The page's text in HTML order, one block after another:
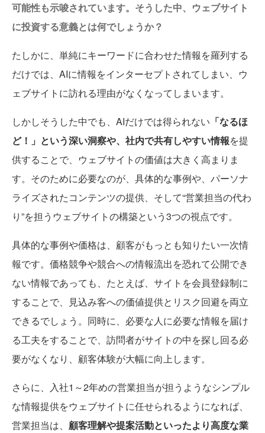
可能性も示唆されています。そうした中、ウェブサイト
に投資する意義とは何でしょうか？
たしかに、単純にキーワードに合わせた情報を羅列する
だけでは、AIに情報をインターセプトされてしまい、ウ
ェブサイトに訪れる理由がなくなってしまいます。
しかしそうした中でも、AIだけでは得られない 「なるほ
ど！」という深い洞察や、社内で共有しやすい情報を提
供することで、ウェブサイトの価値は大きく高まりま
す。そのために必要なのが、具体的な事例や、パーソナ
ライズされたコンテンツの提供、そして“営業担当の代わ
り”を担うウェブサイトの構築という3つの視点です。
具体的な事例や価格は、顧客がもっとも知りたい一次情
報です。価格競争や競合への情報流出を恐れて公開でき
ない情報であっても、たとえば、サイトを会員登録制に
することで、見込み客への価値提供とリスク回避を両立
できるでしょう。同時に、必要な人に必要な情報を届け
る工夫をすることで、訪問者がサイトの中を探し回る必
要がなくなり、顧客体験が大幅に向上します。
さらに、入社1～2年めの営業担当が担うようなシンプル
な情報提供をウェブサイトに任せられるようになれば、
営業担当は、 顧客理解や提案活動といったより高度な業